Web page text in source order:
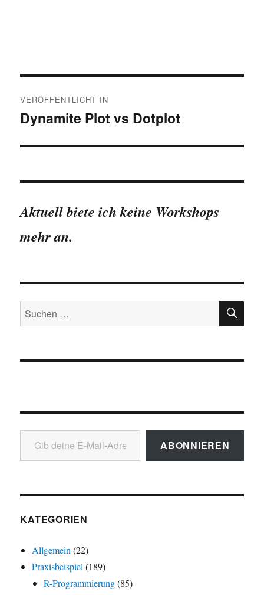
VERÖFFENTLICHT IN
Dynamite Plot vs Dotplot
Aktuell biete ich keine Workshops
mehr an.
Suchen
nach:
Gib deine E-Mail-Adresse ein ...
ABONNIEREN
KATEGORIEN
Allgemein (22)
Praxisbeispiel (189)
R-Programmierung(85)